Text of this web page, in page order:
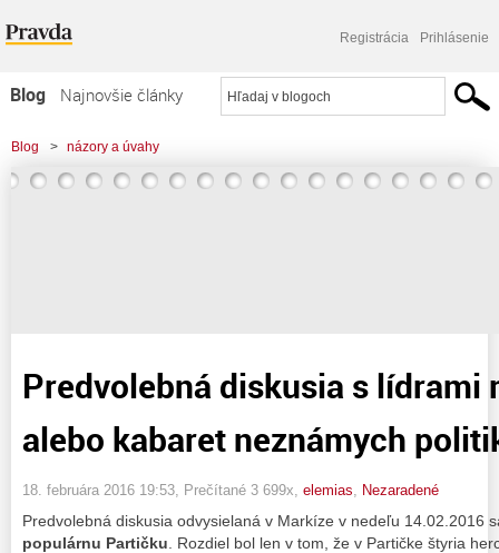
Registrácia Prihlásenie
Blog
Najnovšie články
Najčítanejšie články
Najkomentovanejšie články
Blog > názory a úvahy
> Predvolebná diskusia s lídrami malých strán, alebo kabaret neznámych
Predvolebná diskusia s lídrami
alebo kabaret neznámych
18. februára 2016 19:53 , Prečítané 3 699x, elemias Nezaradené
Predvolebná diskusia odvysielaná v Markíze v nedeľu 14.02.2016
populárnu Partičku . Rozdiel bol len v tom, že v Partičke štyria